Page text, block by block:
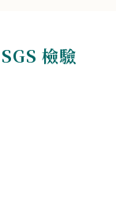
檢驗